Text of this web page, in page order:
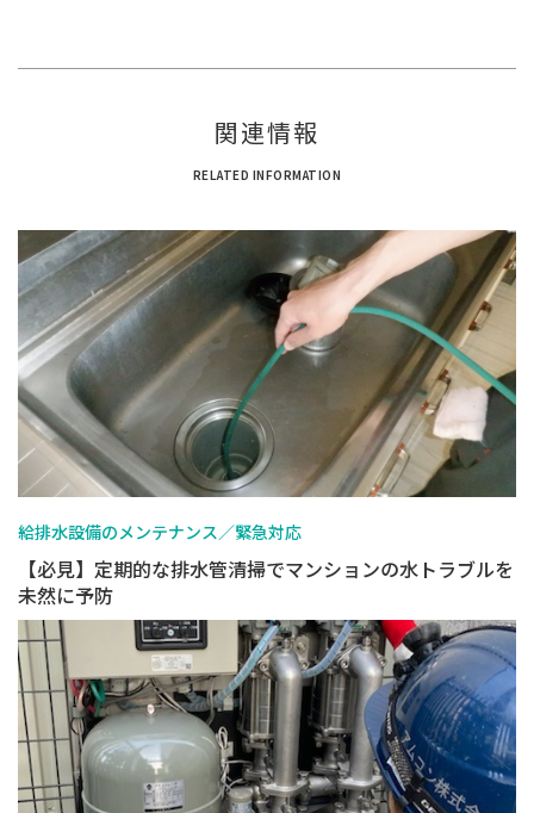
関連情報
RELATED INFORMATION
給排水設備のメンテナンス／緊急対応
【必見】定期的な排水管清掃でマンションの水トラブルを
未然に予防